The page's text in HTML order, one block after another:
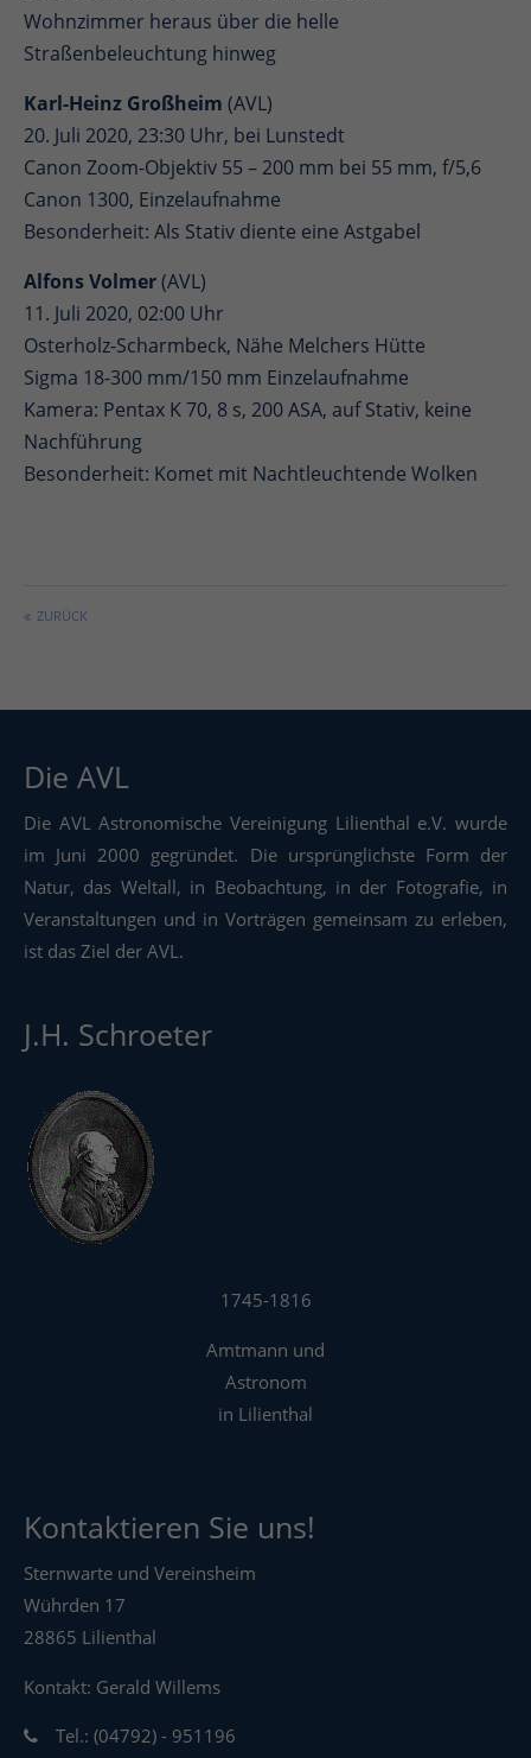
Wohnzimmer heraus über die helle
Straßenbeleuchtung hinweg
Karl-Heinz Großheim (AVL)
20. Juli 2020, 23:30 Uhr, bei Lunstedt
Canon Zoom-Objektiv 55 – 200 mm bei 55 mm, f/5,6
Canon 1300, Einzelaufnahme
Besonderheit: Als Stativ diente eine Astgabel
Alfons Volmer(AVL)
11. Juli 2020, 02:00 Uhr
Osterholz-Scharmbeck, Nähe Melchers Hütte
Sigma 18-300 mm/150 mm Einzelaufnahme
Kamera: Pentax K 70, 8 s, 200 ASA, auf Stativ, keine
Nachführung
Besonderheit: Komet mit Nachtleuchtende Wolken
ZURÜCK
Die AVL
Die AVL Astronomische Vereinigung Lilienthal e.V. wurde
im Juni 2000 gegründet. Die ursprünglichste Form der
Natur, das Weltall, in Beobachtung, in der Fotografie, in
Veranstaltungen und in Vorträgen gemeinsam zu erleben,
ist das Ziel der AVL.
J.H. Schroeter
1745-1816
Amtmann und
Astronom
in Lilienthal
Kontaktieren Sie uns!
Sternwarte und Vereinsheim
Wührden 17
28865 Lilienthal
Kontakt: Gerald Willems
Tel.: (04792) - 951196